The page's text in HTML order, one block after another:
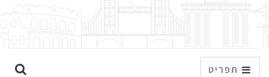
תפריט
ה